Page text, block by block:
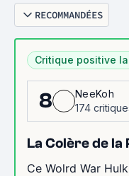
RECOMMANDÉES
Critique positive
8
NeeKoh
174
La Colère de
Ce Wolrd War